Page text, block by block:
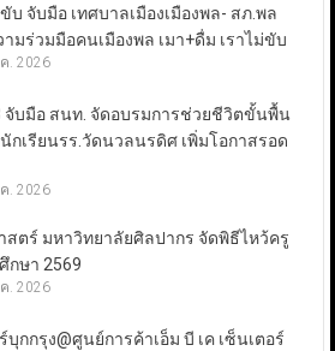
บ จับมือ เทศบาลเมืองเมืองพล- สภ.พล
มร่วมมือคนเมืองพล เมา+ดื่ม เราไม่ขับ
. 2026
จับมือ สนท. จัดอบรมการช่วยชีวิตขั้นพื้น
นักเรียนรร.วัดนวลนรดิศ เพิ่มโอกาสรอด
. 2026
ตร์ มหาวิทยาลัยศิลปากร จัดพิธีไหว้ครู
กษา 2569
. 2026
กกรุง@ศูนย์การค้าเอ็ม บี เค เซ็นเตอร์